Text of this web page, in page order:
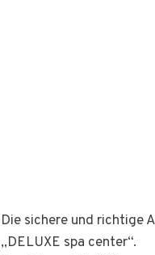
Die sichere und richtige
„DELUXE spa center“.